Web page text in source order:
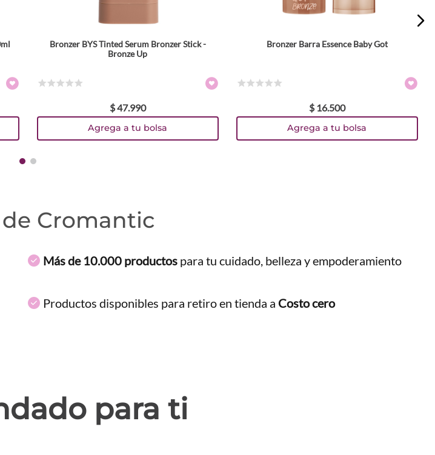
Bronzer BYS Tinted Serum Bronzer Stick -
Bronze Up
$47.990
Agrega a tu bolsa
Tamaño
Bronzer Barra Essence Baby Got
$ 16.500
Agrega a tu bolsa
Cromantic
Más de 10.000 productos para tu cuidado, belleza y empoderamiento
Productos disponibles para retiro en tienda a Costo cero
para ti